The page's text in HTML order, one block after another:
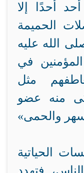
أحدًا إلا
الحميمة
الله عليه
في
مثل
منه عضو
والحمى»
الحياتية